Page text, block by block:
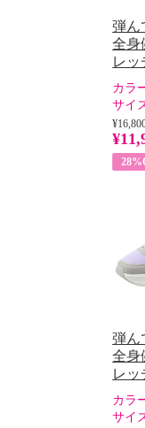
弾ん
全身
レ
カラ
サイ
弾ん
全身
レ
カラ
サイ